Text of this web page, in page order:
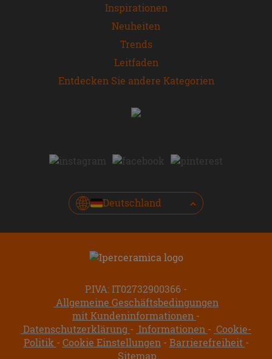
Inspirationen
Neuheiten
Trends
Leitfaden
Entdecken Sie andere Kategorien
Deutschland
P.IVA: IT02732900366
Allgemeine Geschäftsbedingungen
mit Kundeninformationen
Datenschutzerklärung
Informationen
Cookie-
Politik
Cookie Einstellungen
Barrierefreiheit
Sitemap